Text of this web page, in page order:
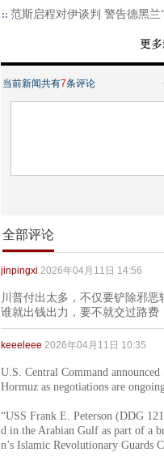
范斯启程对伊谈判 警告德黑兰
当前新闻共有7条评论
全部评论
jinpingxi 2026年04月11日 14:56
川普付出太多，不仅要铲除邪
谁就出钱出力，要不就交过路费
keeeleee 2026年04月11日 10:35
U.S. Central Command
Hormuz as negotiations are
“USS Frank E. Peterson (DDG
d in the Arabian Gulf as part of a
n’s Islamic Revolutionary Guards